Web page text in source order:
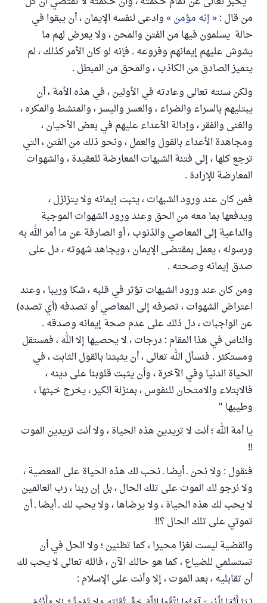
من قال : إنه مؤمن وادعى لنفسه الإيمان ، أن يبقوا في
حالة يسلمون فيها من الفتن والمحن ، ولا يعرض لهم ما
يشوش عليهم إيمانهم وفروعه . فإنه لو كان الأمر كذلك ، لم
يتميز الصادق من الكاذب ، والمحق من المبطل .
ولكن سنته تعالى وعادته في الأولين ، في هذه الأمة ، أن
يبتليهم بالسراء والضراء ، والعسر واليسر ، والمنشط والمكره ،
والغنى والفقر ، وإدالة الأعداء عليهم في بعض الأحيان ،
ومجاهدة الأعداء بالقول والعمل ، ونحو ذلك من الفتن ، التي
ترجع كلها ، إلى فتنة الشبهات المعارضة للعقيدة ، والشهوات
المعارضة للإرادة .
فمن كان عند ورود الشبهات ، يثبت إيمانه ولا يتزلزل ،
ويدفعها بما معه من الحق وعند ورود الشهوات الموجبة
والداعية إلى المعاصي والذنوب ، أو الصارفة عن ما أمر الله به
ورسوله ، يعمل بمقتضى الإيمان ، ويجاهد شهوته ، دل على
صدق إيمانه وصحته .
ومن كان عند ورود الشبهات تؤثر في قلبه ، شكا وريبا ، وعند
اعتراض الشهوات ، تصرفه إلى المعاصي أو تصدفه (أي تصده)
عن الواجبات ، دل ذلك على عدم صحة إيمانه وصدقه .
والناس في هذا المقام : درجات ، لا يحصيها إلا الله ، فمستقل
ومستكثر . فنسأل الله تعالى ، أن يثبتنا بالقول الثابت ، في
الحياة الدنيا وفي الآخرة ، وأن يثبت قلوبنا على دينه ،
فالابتلاء والامتحان للنفوس ، بمنزلة الكير ، يخرج خبثها ،
وطيبها "
يا أمة الله ؛ أنت لا تريدين هذه الحياة ، ولا أنت تريدين الموت
!!
فنقول : ولا نحن ـ أيضا ـ نحب لك هذه الحياة على المعصية ،
ولا نرجو لك الموت على تلك الحال ، بل إن ربنا ، رب العالمين
لا يحب لك هذه الحياة ، ولا يرضاها ، ولا يحب لك ـ أيضا ـ أن
تموتي على تلك الحال ؟!!
والقضية ليست لغزا محيرا ، كما تظنين ؛ ولا الحل في أن
تستسلمي للضياع ، كما هو حالك الآن ، فالله تعالى لا يحب لك
أن تقابليه ، بعد الموت ، إلا وأنت على الإسلام :